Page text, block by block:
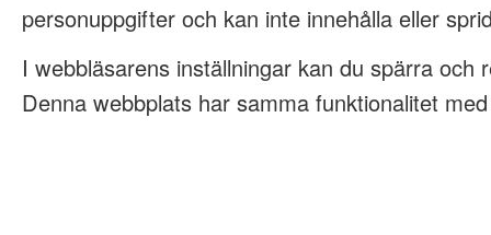
personuppgifter och kan inte innehålla eller
I webbläsarens inställningar kan du spärra och
Denna webbplats har samma funktionalitet